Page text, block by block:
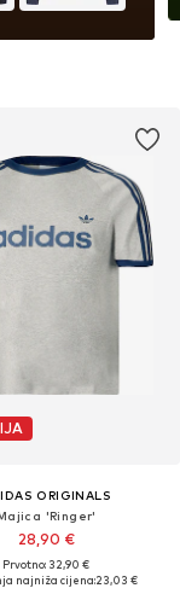
ORIGINALS
'Ringer'
28,90 €
Prvotno: 32,90 €
najniža cijena:23,03 €